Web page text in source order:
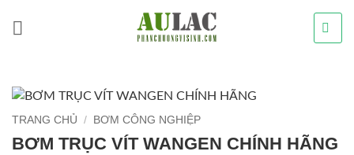
TRANG CHỦ / BƠM CÔNG NGHIỆP
BƠM TRỤC VÍT WANGEN CHÍNH HÃNG